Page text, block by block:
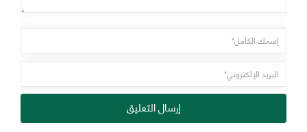
إرسال التعليق